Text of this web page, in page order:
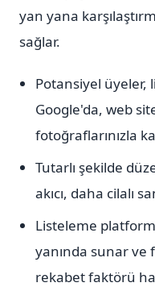
yan yana
sağlar.
Potansiyel üyeler,
Google'da, web
fotoğraflarınızla
Tutarlı şekilde
akıcı, daha cilalı
Listeleme
yanında sunar
rekabet faktörü